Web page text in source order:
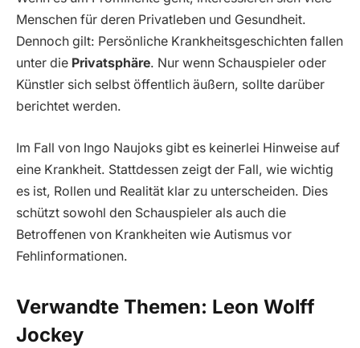
Menschen für deren Privatleben und Gesundheit.
Dennoch gilt: Persönliche Krankheitsgeschichten fallen
unter die Privatsphäre. Nur wenn Schauspieler oder
Künstler sich selbst öffentlich äußern, sollte darüber
berichtet werden.
Im Fall von Ingo Naujoks gibt es keinerlei Hinweise auf
eine Krankheit. Stattdessen zeigt der Fall, wie wichtig
es ist, Rollen und Realität klar zu unterscheiden. Dies
schützt sowohl den Schauspieler als auch die
Betroffenen von Krankheiten wie Autismus vor
Fehlinformationen.
Verwandte Themen: Leon Wolff
Jockey